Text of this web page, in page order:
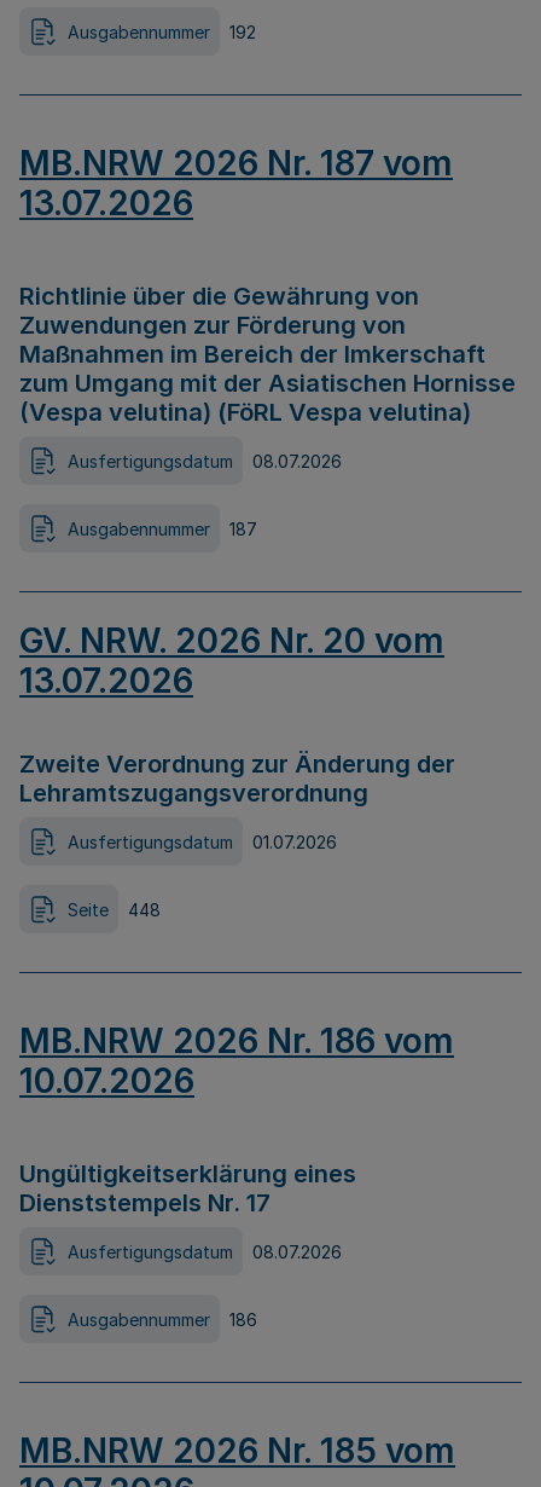
Ausgabennummer 192
MB.NRW 2026 Nr. 187 vom
13.07.2026
Richtlinie über die Gewährung von
Zuwendungen zur Förderung von
Maßnahmen im Bereich der Imkerschaft
zum Umgang mit der Asiatischen Hornisse
(Vespa velutina) (FöRL Vespa velutina)
Ausfertigungsdatum 08.07.2026
Ausgabennummer 187
GV. NRW. 2026 Nr. 20 vom
13.07.2026
Zweite Verordnung zur Änderung der
Lehramtszugangsverordnung
Ausfertigungsdatum 01.07.2026
Seite 448
MB.NRW 2026 Nr. 186 vom
10.07.2026
Ungültigkeitserklärung eines
Dienststempels Nr. 17
Ausfertigungsdatum 08.07.2026
Ausgabennummer 186
MB.NRW 2026 Nr. 185 vom